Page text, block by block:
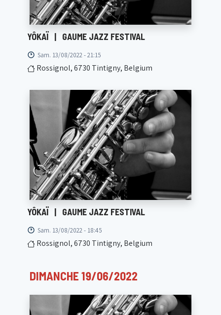
YÔKAÏ | GAUME JAZZ FESTIVAL
Sam. 13/08/2022 - 21:15
Rossignol, 6730 Tintigny, Belgium
YÔKAÏ | GAUME JAZZ FESTIVAL
Sam. 13/08/2022 - 18:45
Rossignol, 6730 Tintigny, Belgium
DIMANCHE 19/06/2022